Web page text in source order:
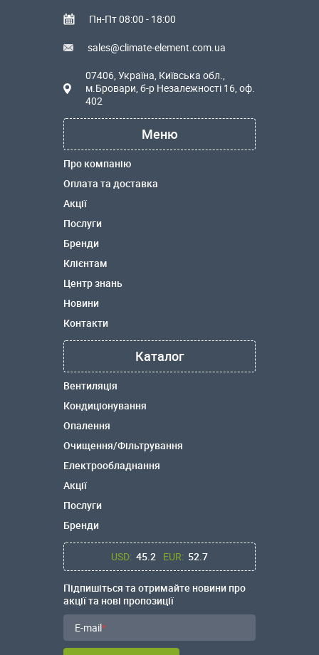
Пн-Пт 08:00 - 18:00
sales@climate-element.com.ua
07406, Україна, Київська обл.,
м.Бровари, б-р Незалежності 16, оф.
402
Меню
Про компанію
Оплата та доставка
Акції
Послуги
Бренди
Клієнтам
Центр знань
Новини
Контакти
Каталог
Вентиляція
Кондиціонування
Опалення
Очищення/Фільтрування
Електрообладнання
Акції
Послуги
Бренди
USD: 45.2 EUR: 52.7
Підпишіться та отримайте новини про
акції та нові пропозиції
E-mail